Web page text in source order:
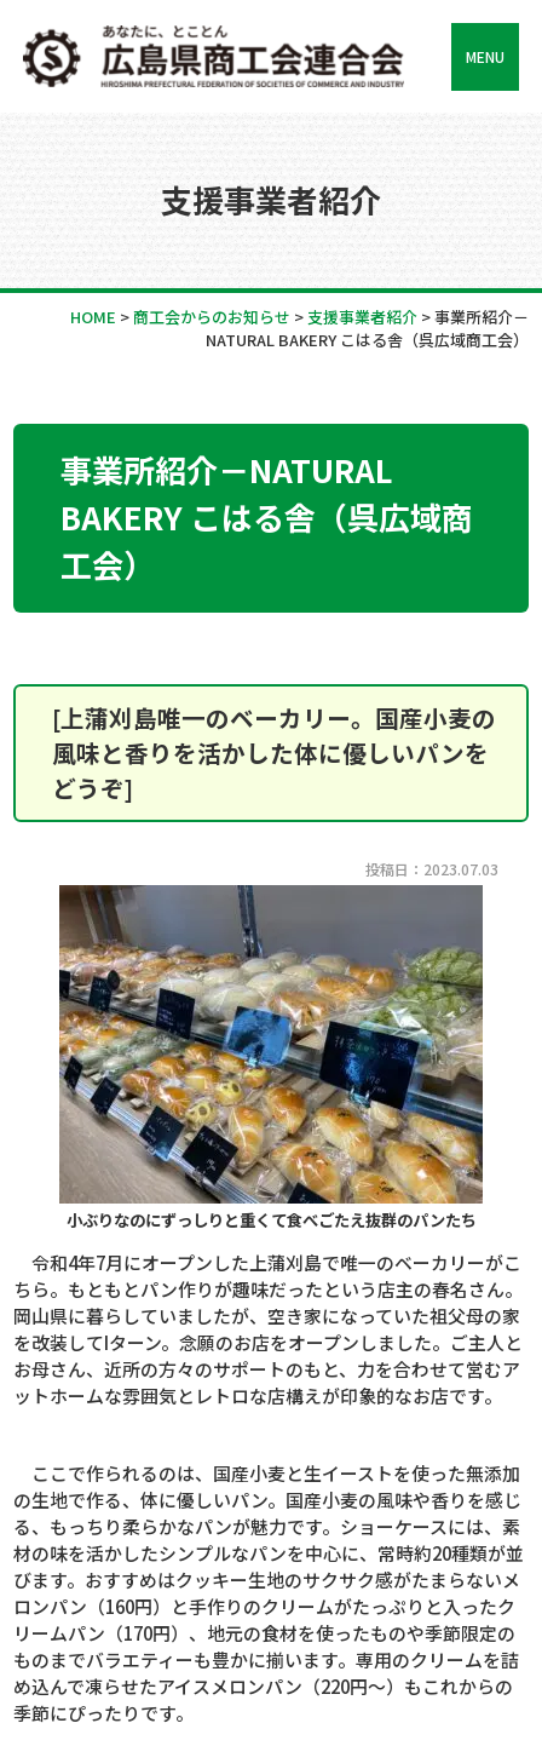
MENU
支援事業者紹介
HOME >商工会からのお知らせ > 支援事業者紹介>事業所紹介－
NATURAL BAKERY こはる舎（呉広域商工会）
事業所紹介－NATURAL
BAKERY こはる舎（呉広域商
工会）
[上蒲刈島唯一のベーカリー。国産小麦の
風味と香りを活かした体に優しいパンを
どうぞ]
投稿日：2023.07.03
小ぶりなのにずっしりと重くて食べごたえ抜群のパンたち
令和4年7月にオープンした上蒲刈島で唯一のベーカリーがこ
ちら。もともとパン作りが趣味だったという店主の春名さん。
岡山県に暮らしていましたが、空き家になっていた祖父母の家
を改装してIターン。念願のお店をオープンしました。ご主人と
お母さん、近所の方々のサポートのもと、力を合わせて営むア
ットホームな雰囲気とレトロな店構えが印象的なお店です。
ここで作られるのは、国産小麦と生イーストを使った無添加
の生地で作る、体に優しいパン。国産小麦の風味や香りを感じ
る、もっちり柔らかなパンが魅力です。ショーケースには、素
材の味を活かしたシンプルなパンを中心に、常時約20種類が並
びます。おすすめはクッキー生地のサクサク感がたまらないメ
ロンパン（160円）と手作りのクリームがたっぷりと入ったク
リームパン（170円）、地元の食材を使ったものや季節限定の
ものまでバラエティーも豊かに揃います。専用のクリームを詰
め込んで凍らせたアイスメロンパン（220円～）もこれからの
季節にぴったりです。